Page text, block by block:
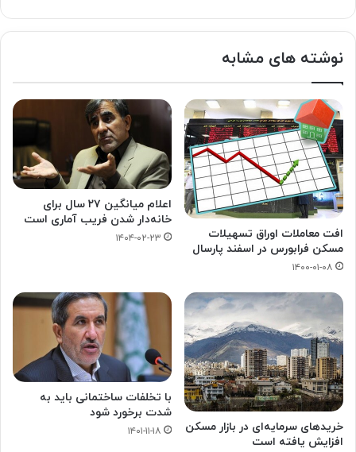
نوشته های مشابه
افت معاملات اوراق تسهیلات
مسکن فرابورس در اسفند پارسال
۱۴۰۰-۰۱-۰۸
اعلام میانگین ۲۷ سال برای
خانه‌دار شدن فریب آماری است
۱۴۰۴-۰۲-۲۳
خریدهای سرمایه‌ای در بازار مسکن
افزایش یافته است
با تخلفات ساختمانی باید به
شدت برخورد شود
۱۴۰۱-۱۱-۱۸